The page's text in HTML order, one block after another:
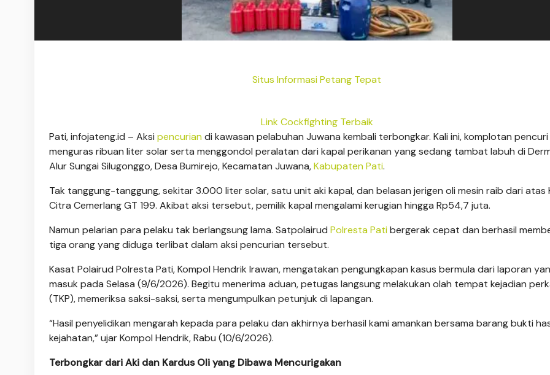
Situs Informasi Petang Tepat
Link Cockfighting Terbaik
Pati, infojateng.id – Aksi pencurian di kawasan pelabuhan Juwana kembali terbongkar. Kali ini, komplotan
menguras ribuan liter solar serta menggondol peralatan dari kapal perikanan yang sedang tambat labuh di
Alur Sungai Silugonggo, Desa Bumirejo, Kecamatan Juwana,Kabupaten Pati.
Tak tanggung-tanggung, sekitar 3.000 liter solar, satu unit aki kapal, dan belasan jerigen oli mesin raib dari atas
Citra Cemerlang GT 199. Akibat aksi tersebut, pemilik kapal mengalami kerugian hingga Rp54,7 juta.
Namun pelarian para pelaku tak berlangsung lama. Satpolairud Polresta Pati bergerak cepat dan berhasil
tiga orang yang diduga terlibat dalam aksi pencurian tersebut.
Kasat Polairud Polresta Pati, Kompol Hendrik Irawan, mengatakan pengungkapan kasus bermula dari laporan
masuk pada Selasa (9/6/2026). Begitu menerima aduan, petugas langsung melakukan olah tempat kejadian
(TKP), memeriksa saksi-saksi, serta mengumpulkan petunjuk di lapangan.
“Hasil penyelidikan mengarah kepada para pelaku dan akhirnya berhasil kami amankan bersama barang bukti
kejahatan,” ujar Kompol Hendrik, Rabu (10/6/2026).
Terbongkar dari Aki dan Kardus Oli yang Dibawa Mencurigakan